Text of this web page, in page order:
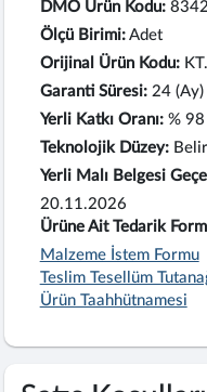
DMO Ürün Kodu:
Ölçü Birimi: Adet
Orijinal Ürün Kodu:
Garanti Süresi: 24 (Ay)
Yerli Katkı Oranı: % 98
Teknolojik Düzey:
Yerli Malı Belgesi
20.11.2026
Ürüne Ait Tedarik
Malzeme İstem Formu
Teslim Tesellüm
Ürün Taahhütnamesi